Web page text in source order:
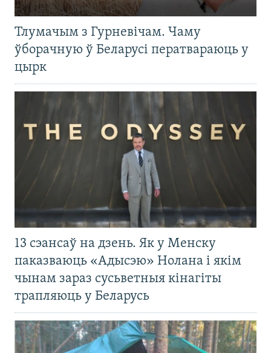
Тлумачым з Гурневічам. Чаму
ўборачную ў Беларусі ператвараюць у
цырк
13 сэансаў на дзень. Як у Менску
паказваюць «Адысэю» Нолана і якім
чынам зараз сусьветныя кінагіты
трапляюць у Беларусь